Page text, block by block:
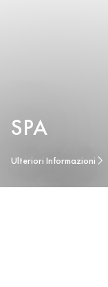
SPA
Ulteriori Informazioni